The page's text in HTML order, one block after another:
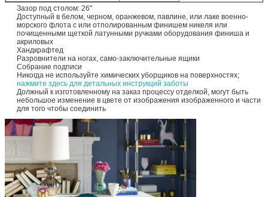
Зазор под столом: 26"
Доступный в белом, черном, оранжевом, павлине, или лаке военно-
морского флота с или отполированным финишем никеля или
почищенными щеткой латунными ручками оборудования финиша и
акриловых
Хандкрафтед
Разровнители на ногах, само-заключительные ящики
Собрание подписи
Никогда не используйте химических уборщиков на поверхностях;
нажмите здесь для детальных инструкций заботы
Должный к изготовленному на заказ процессу отделкой, могут быть
небольшое изменение в цвете от изображения изображенного и части
для того чтобы соединить